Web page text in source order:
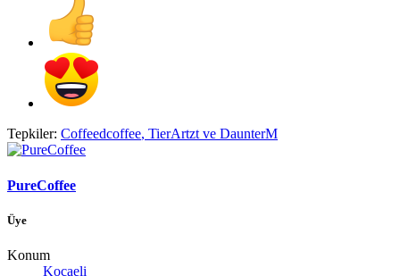
Tepkiler: Coffeedcoffee, TierArtzt ve DaunterM
PureCoffee
Üye
Konum
Kocaeli